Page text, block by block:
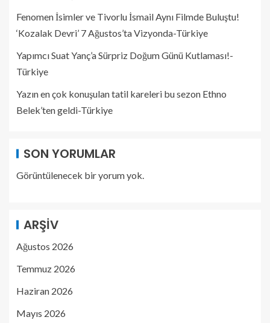
Fenomen İsimler ve Tivorlu İsmail Aynı Filmde Buluştu!
‘Kozalak Devri’ 7 Ağustos’ta Vizyonda-Türkiye
Yapımcı Suat Yanç’a Sürpriz Doğum Günü Kutlaması!-
Türkiye
Yazın en çok konuşulan tatil kareleri bu sezon Ethno
Belek’ten geldi-Türkiye
SON YORUMLAR
Görüntülenecek bir yorum yok.
ARŞIV
Ağustos 2026
Temmuz 2026
Haziran 2026
Mayıs 2026